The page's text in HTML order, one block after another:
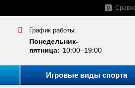
0
График работы:
Понедельник-
пятница: 10:00–19:00
Игровые виды спорта